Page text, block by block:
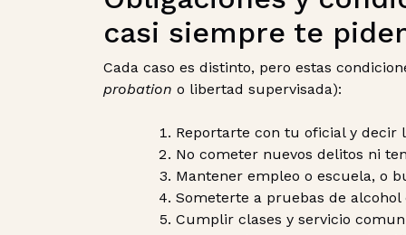
casi siempre te
Cada caso es distinto, pero estas
probation o libertad supervisada):
Reportarte con tu oficial y decir
No cometer nuevos delitos ni
Mantener empleo o escuela, o
Someterte a pruebas de
Cumplir clases y servicio